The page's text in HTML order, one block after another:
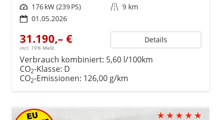
Leistung 176 kW (239 PS) Kilometerstand 9 km
01.05.2026
31.190,– €
incl. 19% MwSt.
Details
Verbrauch kombiniert: 5,60 l/100km
CO2-Klasse: D
CO2-Emissionen: 126,00 g/km